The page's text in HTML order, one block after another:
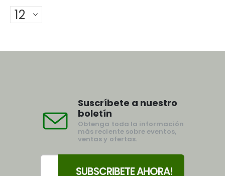
Suscríbete a nuestro
boletín
Obtenga toda la información
más reciente sobre eventos,
ventas y ofertas.